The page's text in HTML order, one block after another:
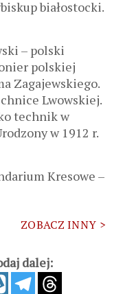
białostocki.
– polski
polskiej
Zagajewskiego.
Lwowskiej.
technik w
w 1912 r.
Kresowe –
ZOBACZ INNY >
dalej: